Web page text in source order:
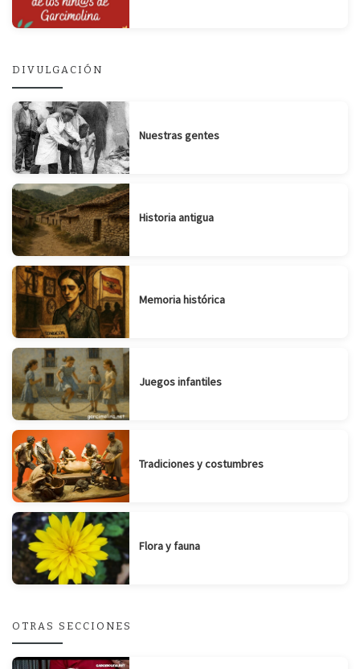
DIVULGACIÓN
Nuestras gentes
Historia antigua
Memoria histórica
Juegos infantiles
Tradiciones y costumbres
Flora y fauna
OTRAS SECCIONES